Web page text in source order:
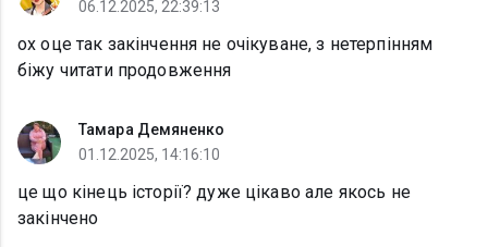
06.12.2025, 22:39:13
ох оце так закінчення не очікуване, з нетерпінням
біжу читати продовження
Тамара Демяненко
01.12.2025, 14:16:10
це що кінець історії? дуже цікаво але якось не
закінчено